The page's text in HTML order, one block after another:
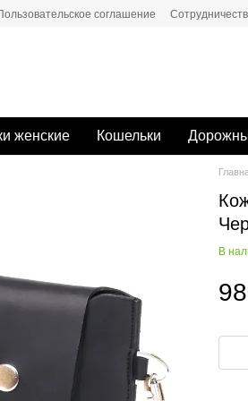
соглашение
женские Кошельки
В